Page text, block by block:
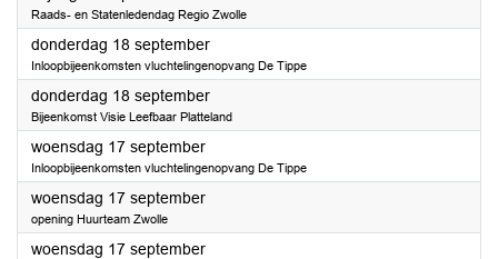
Raads- en Statenledendag Regio Zwolle
donderdag 18 september2025
Inloopbijeenkomsten vluchtelingenopvang De Tippe
donderdag 18 september2025
Bijeenkomst Visie Leefbaar Platteland
woensdag 17 september2025
Inloopbijeenkomsten vluchtelingenopvang De Tippe
woensdag 17 september2025
opening Huurteam Zwolle
woensdag 17 september2025